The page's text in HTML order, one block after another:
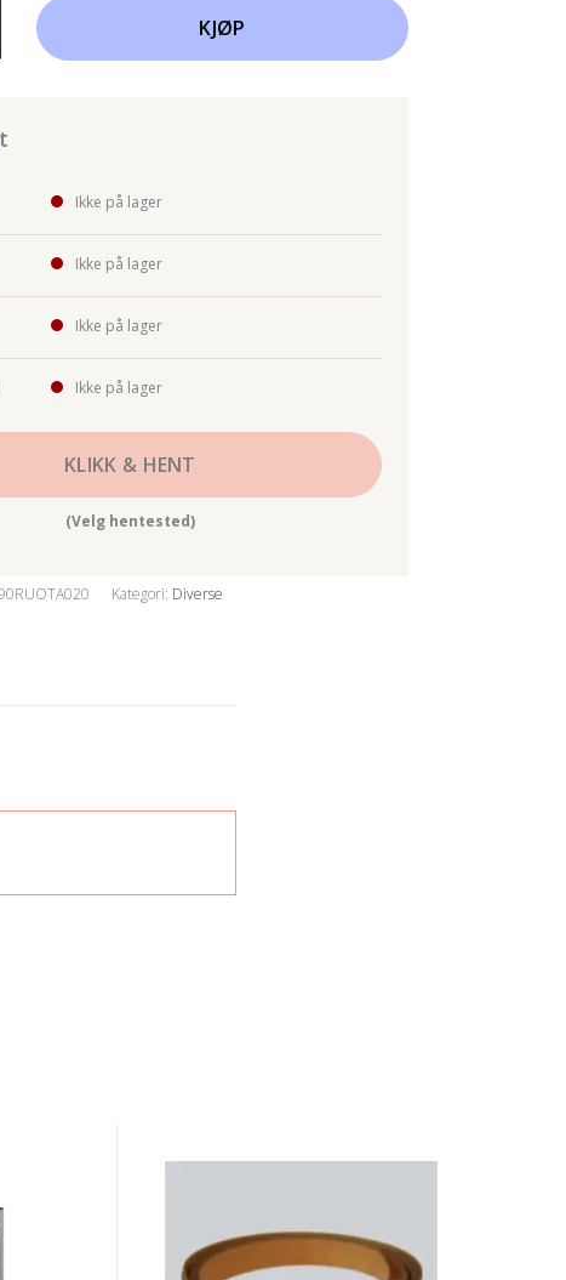
KJØP
Ikke på lager
Ikke på lager
Ikke på lager
Ikke på lager
KLIKK & HENT
(Velg hentested)
Kategori: Diverse